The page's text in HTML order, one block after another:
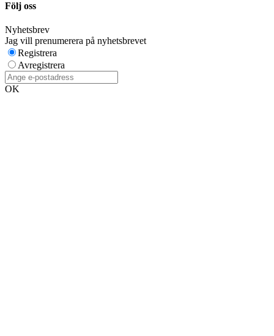
Följ oss
Nyhetsbrev
Jag vill prenumerera på nyhetsbrevet
Registrera
Avregistrera
OK